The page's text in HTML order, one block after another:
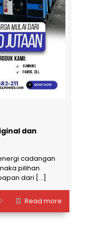
dan
cadangan
pilihan
dari […]
Read more